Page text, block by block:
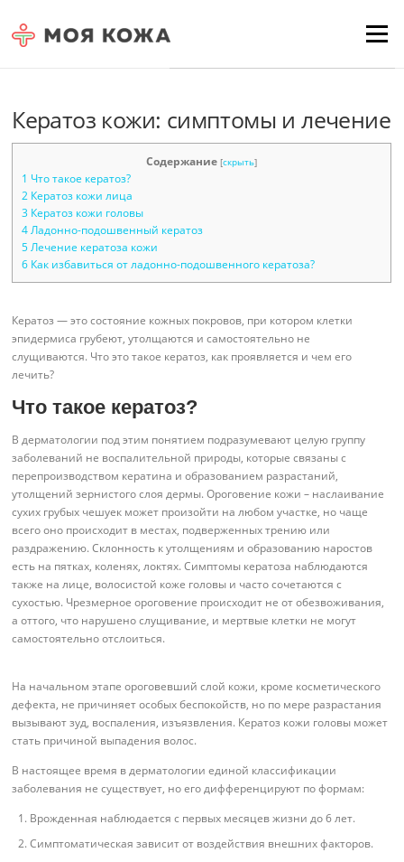
Menu
Кератоз кожи: симптомы и лечение
Содержание [скрыть]
1 Что такое кератоз?
2 Кератоз кожи лица
3 Кератоз кожи головы
4 Ладонно-подошвенный кератоз
5 Лечение кератоза кожи
6 Как избавиться от ладонно-подошвенного кератоза?
Кератоз — это состояние кожных покровов, при котором клетки
эпидермиса грубеют, утолщаются и самостоятельно не
слущиваются. Что это такое кератоз, как проявляется и чем его
лечить?
Что такое кератоз?
В дерматологии под этим понятием подразумевают целую группу
заболеваний не воспалительной природы, которые связаны с
перепроизводством кератина и образованием разрастаний,
утолщений зернистого слоя дермы. Ороговение кожи – наслаивание
сухих грубых чешуек может произойти на любом участке, но чаще
всего оно происходит в местах, подверженных трению или
раздражению. Склонность к утолщениям и образованию наростов
есть на пятках, коленях, локтях. Симптомы кератоза наблюдаются
также на лице, волосистой коже головы и часто сочетаются с
сухостью. Чрезмерное ороговение происходит не от обезвоживания,
а оттого, что нарушено слущивание, и мертвые клетки не могут
самостоятельно отслоиться.
На начальном этапе ороговевший слой кожи, кроме косметического
дефекта, не причиняет особых беспокойств, но по мере разрастания
вызывают зуд, воспаления, изъязвления. Кератоз кожи головы может
стать причиной выпадения волос.
В настоящее время в дерматологии единой классификации
заболевания не существует, но его дифференцируют по формам:
Врожденная наблюдается с первых месяцев жизни до 6 лет.
Симптоматическая зависит от воздействия внешних факторов.
Для любых предложений по